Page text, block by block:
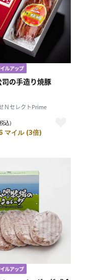
順）
レビュー評価（高い
順）
価格（安い順）
価格（高い順）
の手造り焼豚
ＮセレクトPrime
込）
マイル (3倍)